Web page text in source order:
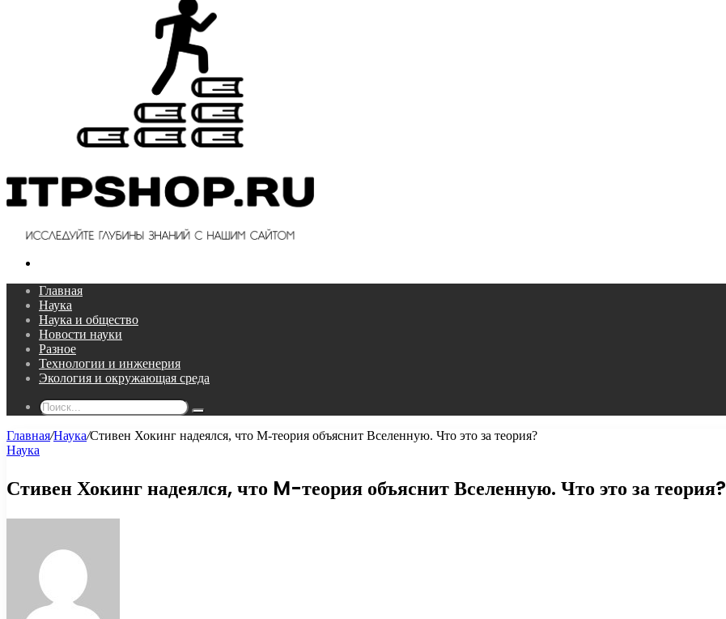
Главная
Наука
Наука и общество
Новости науки
Разное
Технологии и инженерия
Экология и окружающая среда
Поиск...
Главная/Наука/Стивен Хокинг надеялся, что M-теория объяснит Вселенную. Что это за теория?
Наука
Стивен Хокинг надеялся, что M-теория объяснит Вселенную. Что это за теория?